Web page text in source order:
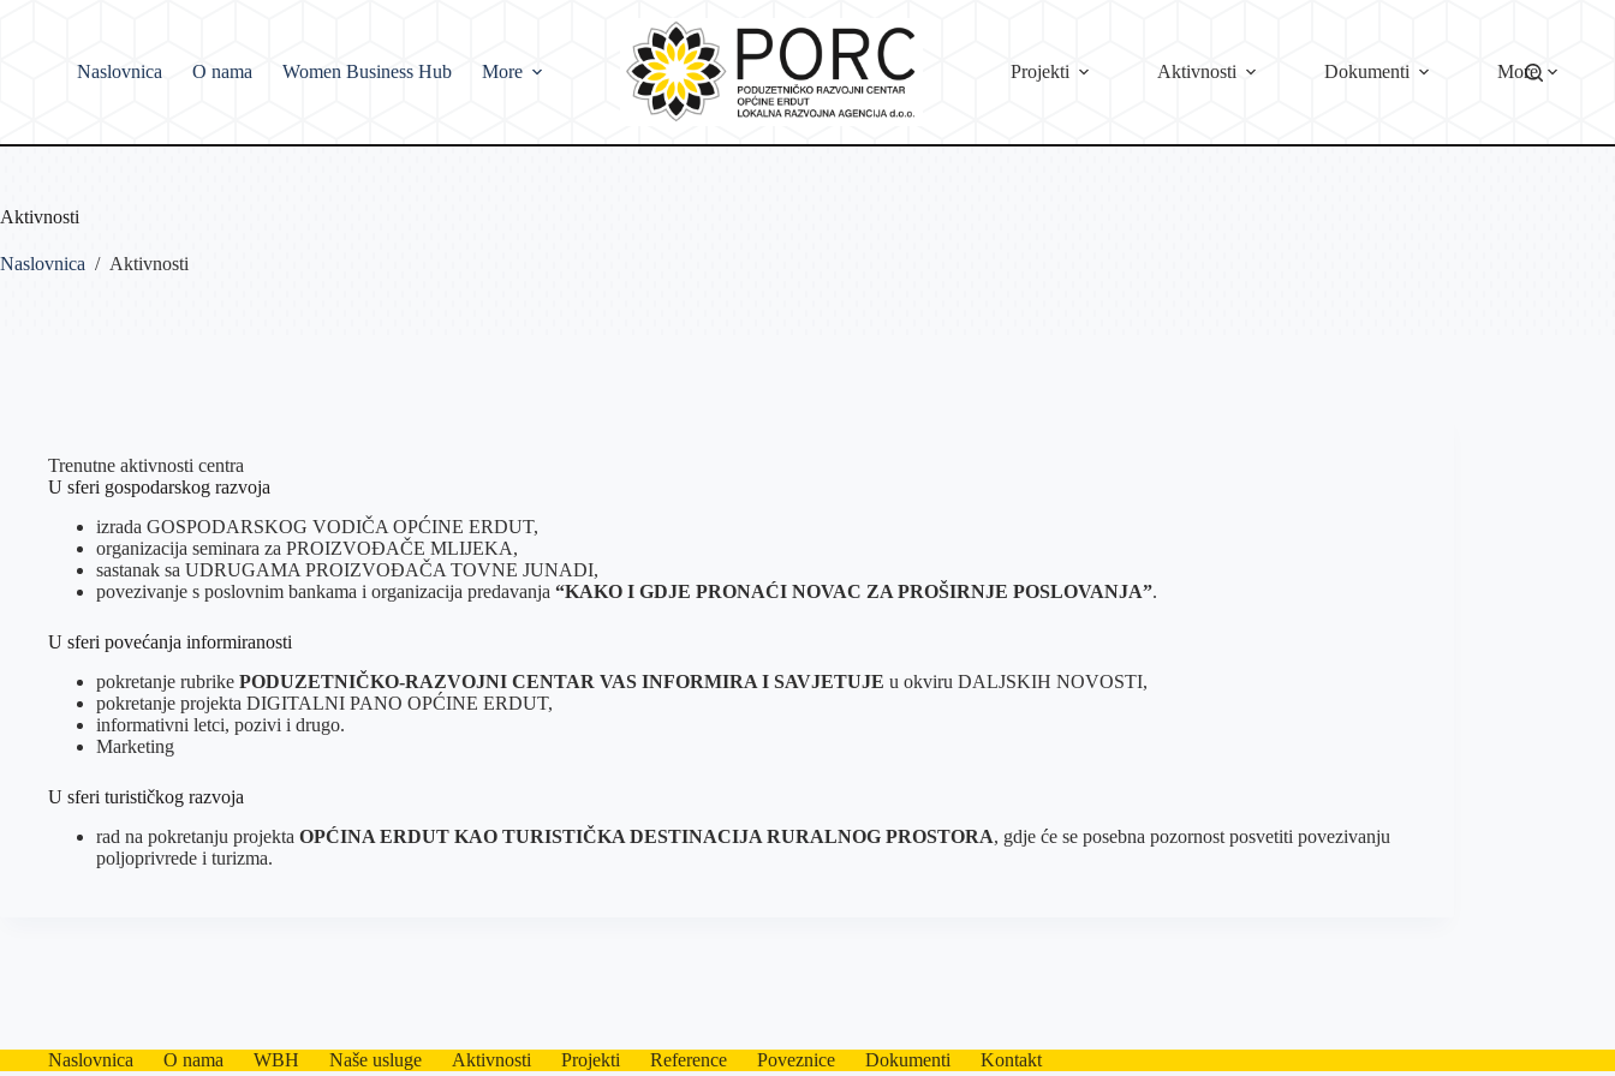
Naslovnica
O nama Women Business Hub More Projekti Aktivnosti Dokumenti More
Aktivnosti
Naslovnica / Aktivnosti
Trenutne aktivnosti centra
U sferi gospodarskog razvoja
izrada GOSPODARSKOG VODIČA OPĆINE ERDUT,
organizacija seminara za PROIZVOĐAČE MLIJEKA,
sastanak sa UDRUGAMA PROIZVOĐAČA TOVNE JUNADI,
povezivanje s poslovnim bankama i organizacija predavanja “KAKO I GDJE PRONAĆI NOVAC ZA PROŠIRNJE POSLOVANJA”.
U sferi povećanja informiranosti
pokretanje rubrike PODUZETNIČKO-RAZVOJNI CENTAR VAS INFORMIRA I SAVJETUJE u okviru DALJSKIH NOVOSTI,
pokretanje projekta DIGITALNI PANO OPĆINE ERDUT,
informativni letci, pozivi i drugo.
Marketing
U sferi turističkog razvoja
rad na pokretanju projekta OPĆINA ERDUT KAO TURISTIČKA DESTINACIJA RURALNOG PROSTORA, gdje će se posebna pozornost posvetiti povezivanju
poljoprivrede i turizma.
Naslovnica O nama WBH Naše usluge Aktivnosti Projekti Reference Poveznice Dokumenti Kontakt